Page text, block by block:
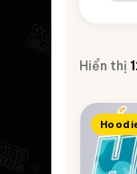
Hiển thị